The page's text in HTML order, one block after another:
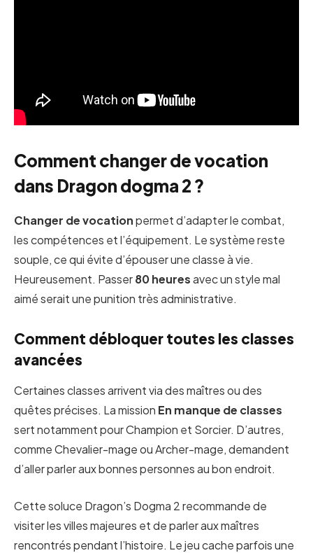
Comment changer de vocation
dans Dragon dogma 2 ?
Changer de vocationpermet d’adapter le combat,
les compétences et l’équipement. Le système reste
souple, ce qui évite d’épouser une classe à vie.
Heureusement. Passer80 heuresavec un style mal
aimé serait une punition très administrative.
Comment débloquer toutes les classes
avancées
Certaines classes arrivent via des maîtres ou des
quêtes précises. La mission En manque de classes
sert notamment pour Champion et Sorcier. D’autres,
comme Chevalier-mage ou Archer-mage, demandent
d’aller parler aux bonnes personnes au bon endroit.
Cette soluce Dragon’s Dogma 2 recommande de
visiter les villes majeures et de parler aux maîtres
rencontrés pendant l’histoire. Le jeu cache parfois une